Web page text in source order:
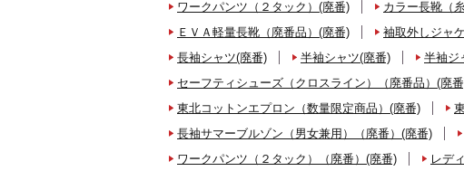
ワークパンツ（２タック）(廃番)
カラー長靴（
ＥＶＡ軽量長靴（廃番品）(廃番)
袖取外しジャ
長袖シャツ(廃番)
半袖シャツ(廃番) 半袖ジ
セーフティシューズ（クロスライン）（廃番品）(廃
東北コットンエプロン（数量限定商品）(廃番)
長袖サマーブルゾン（男女兼用）（廃番）(廃番)
ワークパンツ（２タック）（廃番）(廃番)
レデ